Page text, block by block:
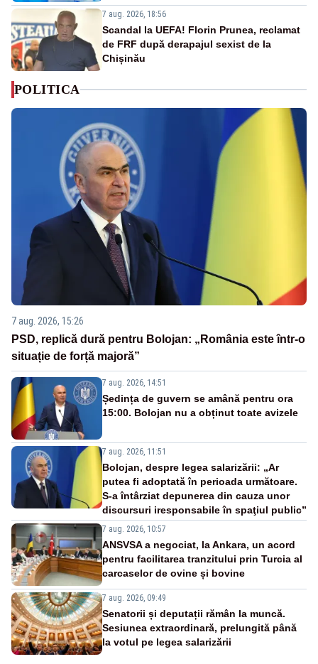
7 aug. 2026, 18:56
Scandal la UEFA! Florin Prunea, reclamat
de FRF după derapajul sexist de la
Chișinău
POLITICA
7 aug. 2026, 15:26
PSD, replică dură pentru Bolojan: „România este într-o
situație de forță majoră”
7 aug. 2026, 14:51
Ședința de guvern se amână pentru ora
15:00. Bolojan nu a obținut toate avizele
7 aug. 2026, 11:51
Bolojan, despre legea salarizării: „Ar
putea fi adoptată în perioada următoare.
S-a întârziat depunerea din cauza unor
discursuri iresponsabile în spaţiul public”
7 aug. 2026, 10:57
ANSVSA a negociat, la Ankara, un acord
pentru facilitarea tranzitului prin Turcia al
carcaselor de ovine și bovine
7 aug. 2026, 09:49
Senatorii și deputații rămân la muncă.
Sesiunea extraordinară, prelungită până
la votul pe legea salarizării